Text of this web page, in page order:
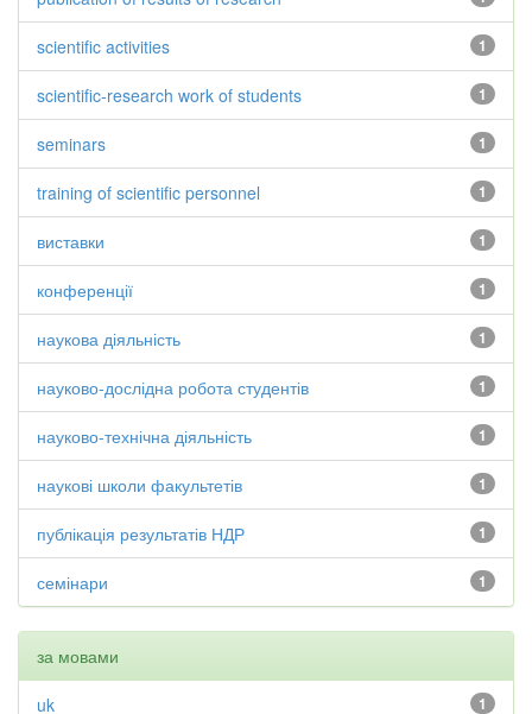
1
scientific activities
1
scientific-research work of students
1
seminars
1
training of scientific personnel
1
виставки
1
конференції
1
наукова діяльність
1
науково-дослідна робота студентів
1
науково-технічна діяльність
1
наукові школи факультетів
1
публікація результатів НДР
1
семінари
за мовами
1
uk